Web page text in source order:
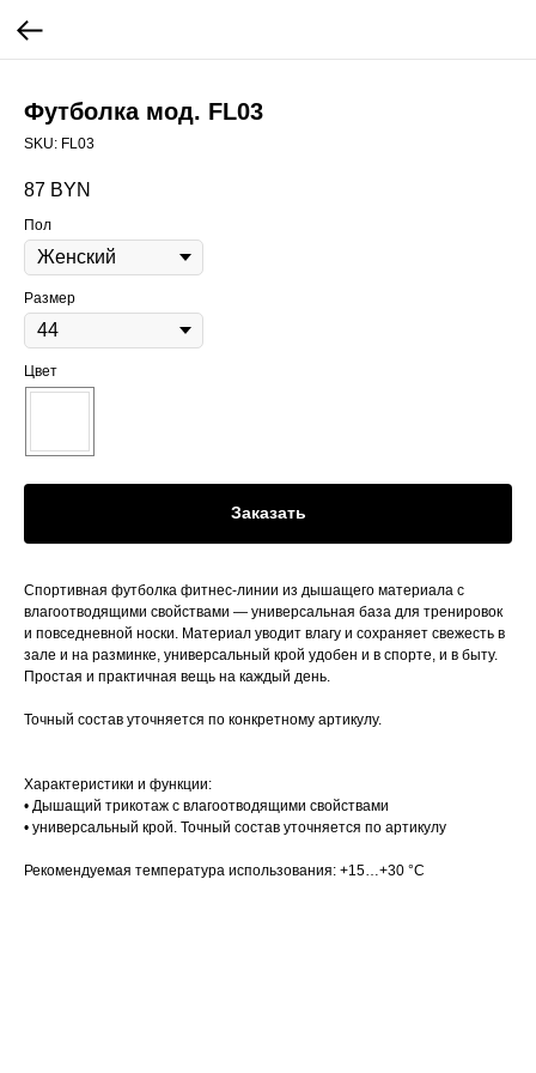
Футболка мод. FL03
SKU: FL03
87 BYN
Пол
Размер
Цвет
Заказать
Спортивная футболка фитнес-линии из дышащего материала с
влагоотводящими свойствами — универсальная база для тренировок
и повседневной носки. Материал уводит влагу и сохраняет свежесть в
зале и на разминке, универсальный крой удобен и в спорте, и в быту.
Простая и практичная вещь на каждый день.
Точный состав уточняется по конкретному артикулу.
Характеристики и функции:
• Дышащий трикотаж с влагоотводящими свойствами
• универсальный крой. Точный состав уточняется по артикулу
Рекомендуемая температура использования: +15…+30 °C